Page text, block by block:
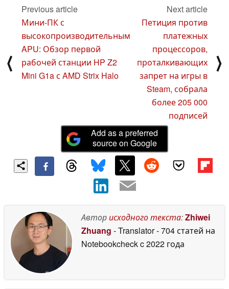
⟨
Previous article
Мини-ПК с
высокопроизводительным
APU: Обзор первой
рабочей станции HP Z2
Mini G1a с AMD Strix Halo
Next article
Петиция против
платежных
процессоров,
проталкивающих
запрет на игры в
Steam, собрала
более 205 000
подписей
⟩
Add as a preferred
source on Google
Авторисходного текста:Zhiwei
Zhuang - Translator- 704 статей на
Notebookcheckc 2022 года